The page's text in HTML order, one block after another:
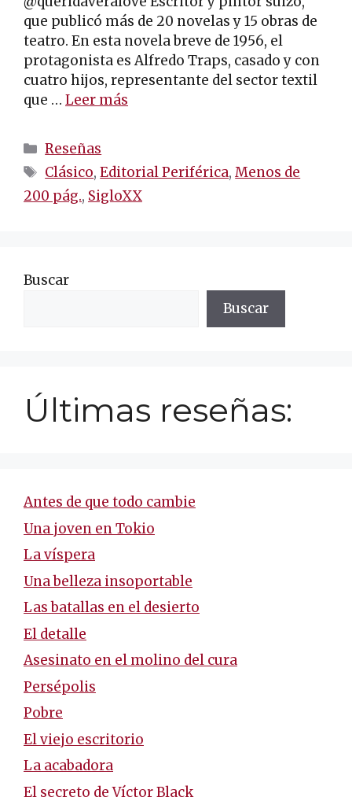
que publicó más de 20 novelas y 15 obras de
teatro. En esta novela breve de 1956, el
protagonista es Alfredo Traps, casado y con
cuatro hijos, representante del sector textil
que … Leer más
Categorías
Reseñas
Etiquetas
Clásico,Editorial Periférica,Menos de
200 pág., SigloXX
Buscar
Buscar
Últimas reseñas:
Antes de que todo cambie
Una joven en Tokio
La víspera
Una belleza insoportable
Las batallas en el desierto
El detalle
Asesinato en el molino del cura
Persépolis
Pobre
El viejo escritorio
La acabadora
El secreto de Víctor Black